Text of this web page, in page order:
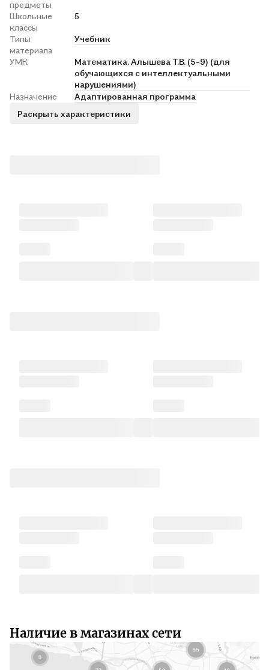
предметы
Школьные
классы
5
Типы
материала
Учебник
УМК
Математика. Алышева Т.В. (5-9) (для
обучающихся с интеллектуальными
нарушениями)
Назначение
Адаптированная программа
Раскрыть характеристики
Наличие в магазинах сети